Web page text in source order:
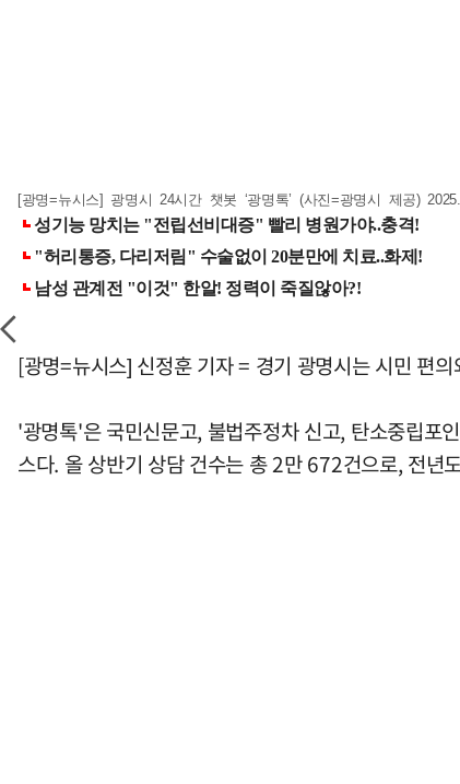
[광명=뉴시스] 광명시 24시간 챗봇 ‘광명톡’ (사진=광명시 제공)
[광명=뉴시스] 신정훈 기자 = 경기 광명시는 시민 편
'광명톡'은 국민신문고, 불법주정차 신고, 탄소중립포
스다. 올 상반기 상담 건수는 총 2만 672건으로, 전